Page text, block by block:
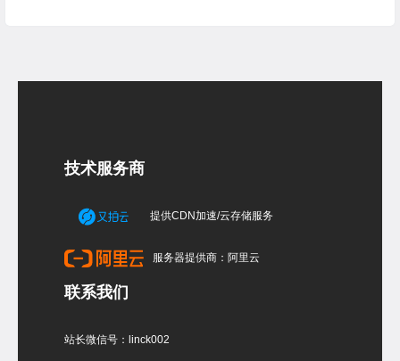
技术服务商
提供CDN加速/云存储服务
服务器提供商：阿里云
联系我们
站长微信号：linck002